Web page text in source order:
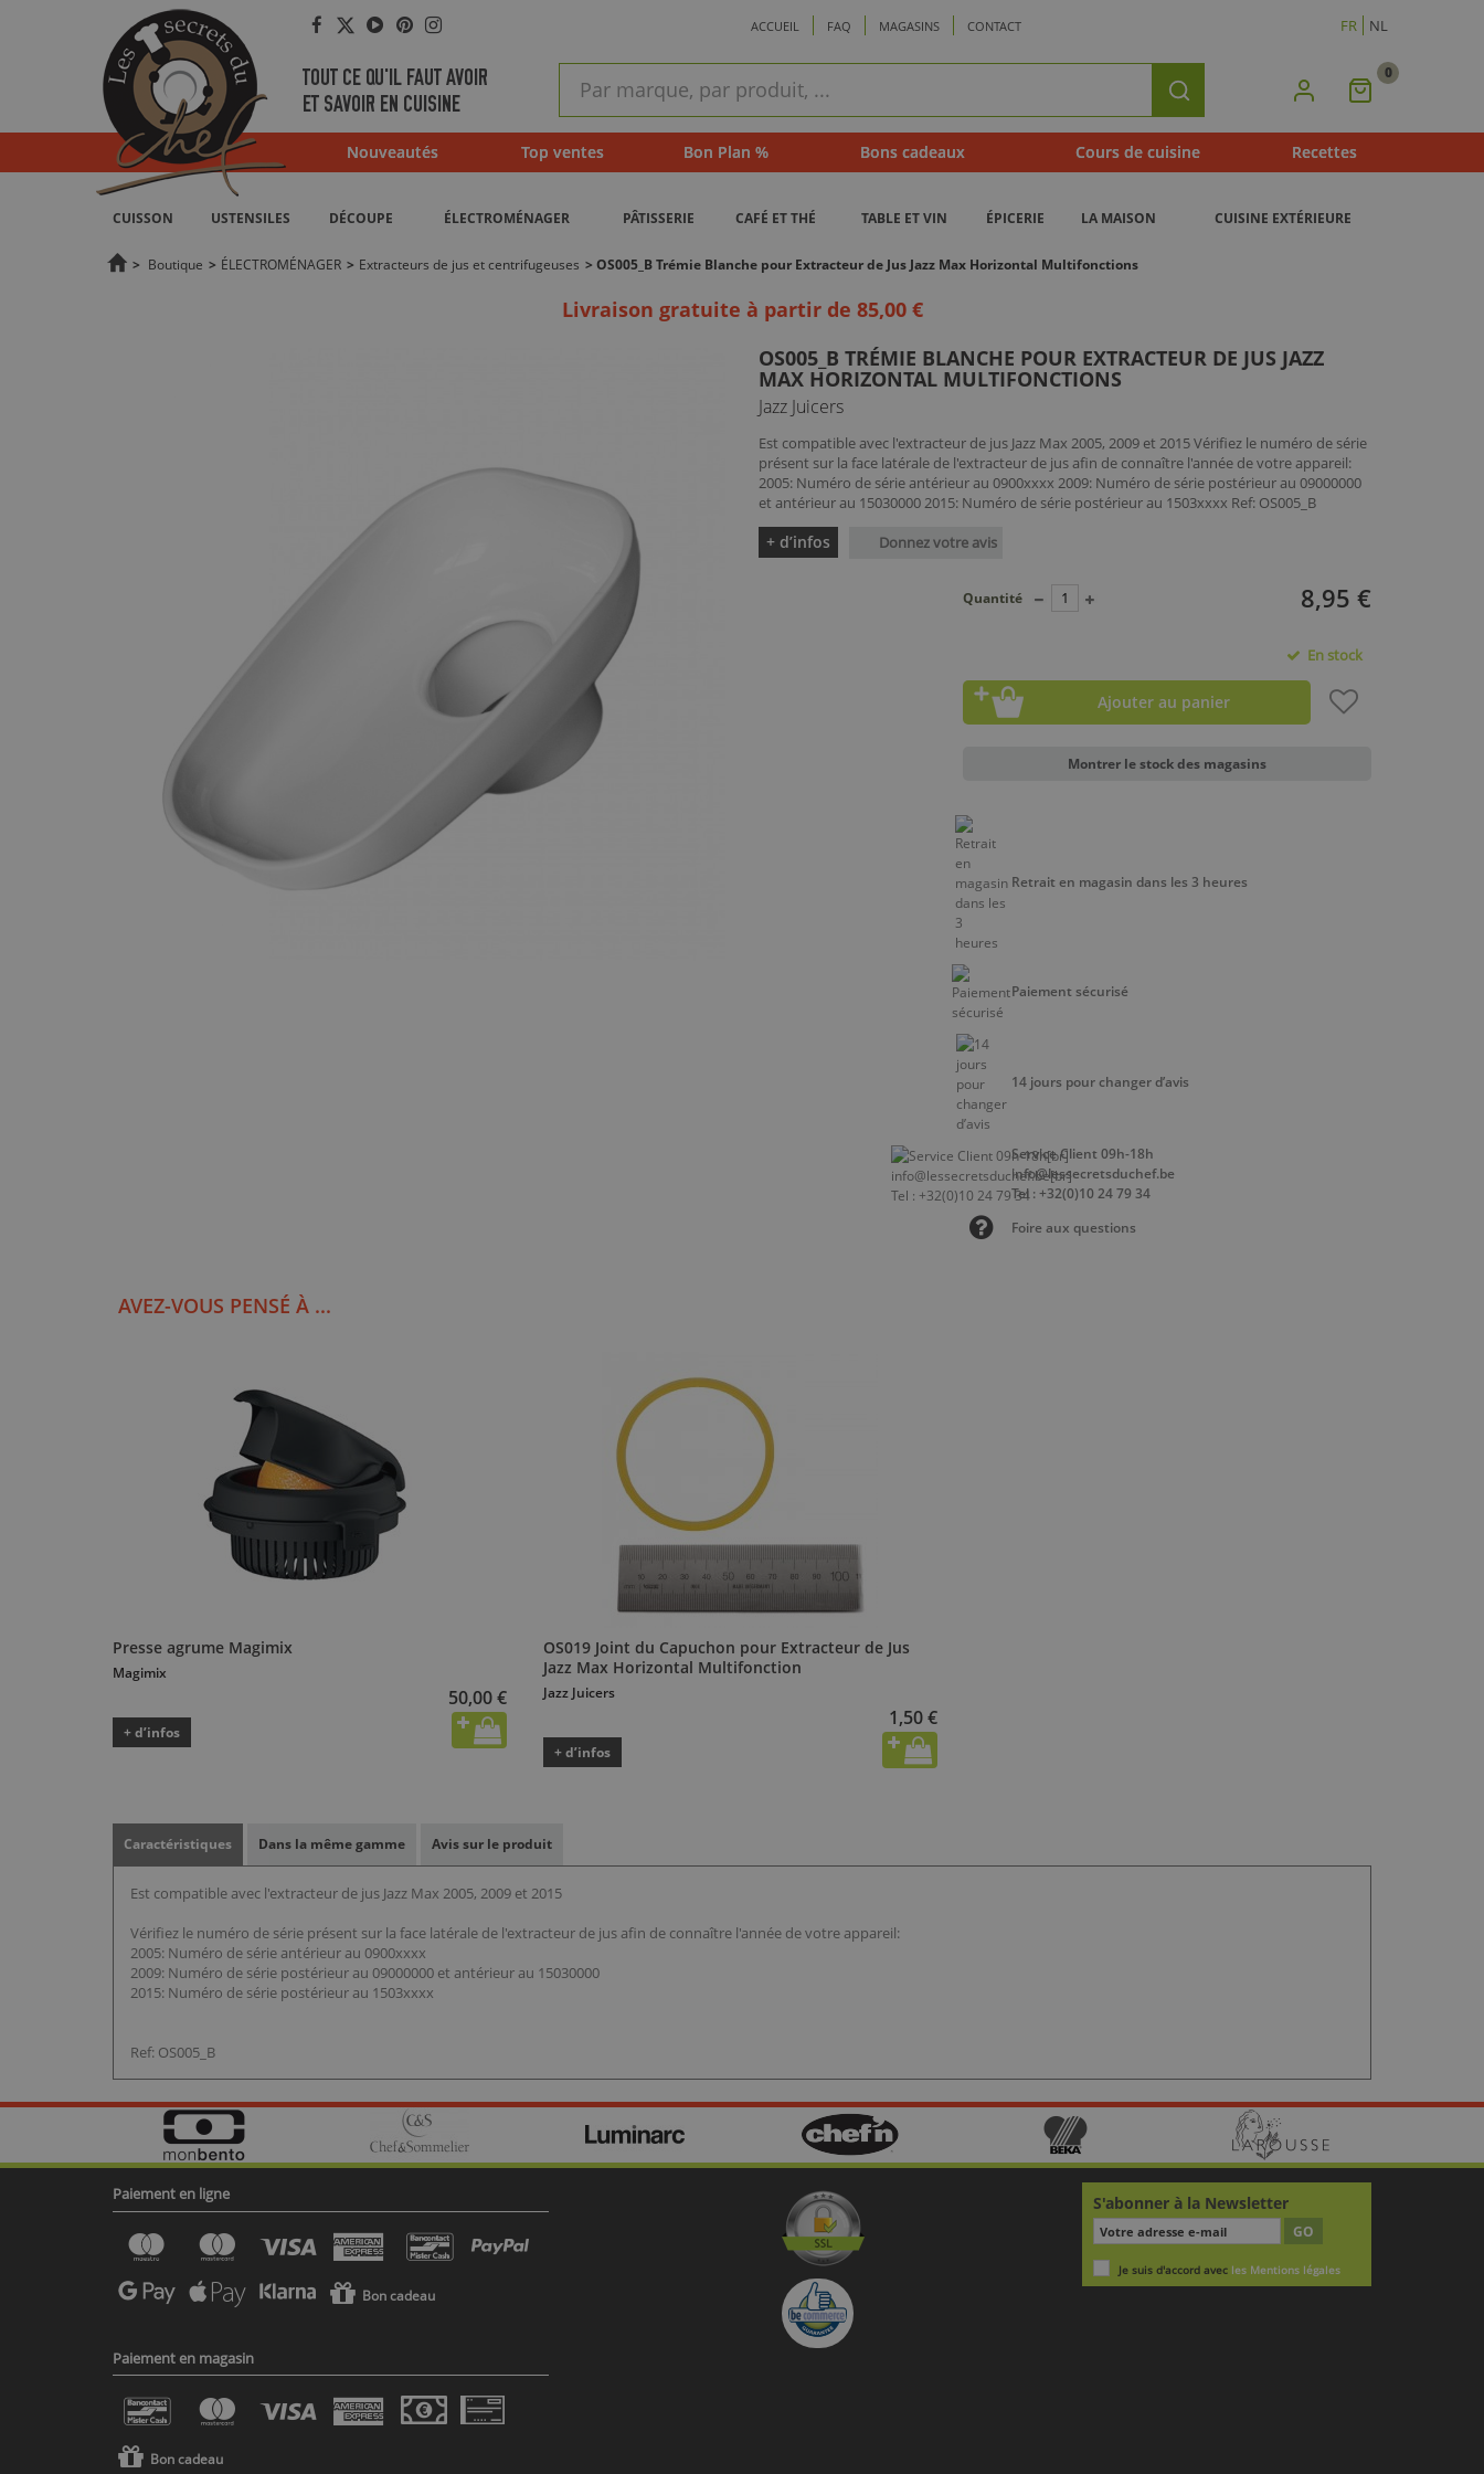
Facebook
Twitter
YouTube
Pinterest
Instagram ACCUEIL FAQ MAGASINS CONTACT FR NL
TOUT CE QU'IL FAUT AVOIR
ET SAVOIR EN CUISINE
rapide
Rechercher Mon
0
Nouveautés Top ventes Bon Plan % Bons cadeaux Cours de cuisine Recettes
CUISSON USTENSILES DÉCOUPE ÉLECTROMÉNAGER PÂTISSERIE CAFÉ ET THÉ TABLE ET VIN ÉPICERIE LA MAISON CUISINE EXTÉRIEURE
> Boutique > ÉLECTROMÉNAGER > Extracteurs de jus et centrifugeuses > OS005_B Trémie Blanche pour Extracteur de Jus Jazz Max Horizontal Multifonctions
Livraison gratuite à partir de 85,00 €
OS005_B TRÉMIE BLANCHE POUR EXTRACTEUR DE JUS JAZZ
MAX HORIZONTAL MULTIFONCTIONS
Jazz Juicers
Est compatible avec l'extracteur de jus Jazz Max 2005, 2009 et 2015 Vérifiez le numéro de série
présent sur la face latérale de l'extracteur de jus afin de connaître l'année de votre appareil:
2005: Numéro de série antérieur au 0900xxxx 2009: Numéro de série postérieur au 09000000
et antérieur au 15030000 2015: Numéro de série postérieur au 1503xxxx Ref: OS005_B
+ d’infos Donnez votre avis
8,95 €
Quantité
En stock
Ajouter au panier
Montrer le stock des magasins
Retrait en magasin dans les 3 heures
Paiement sécurisé
14 jours pour changer d’avis
Service Client 09h-18h
info@lessecretsduchef.be
Tel : +32(0)10 24 79 34
Foire aux questions
AVEZ-VOUS PENSÉ À ...
Presse agrume Magimix
Magimix
50,00 €
+ d’infos
OS019 Joint du Capuchon pour Extracteur de Jus
Jazz Max Horizontal Multifonction
Jazz Juicers
1,50 €
+ d’infos
Caractéristiques Dans la même gamme Avis sur le produit
Est compatible avec l'extracteur de jus Jazz Max 2005, 2009 et 2015
Vérifiez le numéro de série présent sur la face latérale de l'extracteur de jus afin de connaître l'année de votre appareil:
2005: Numéro de série antérieur au 0900xxxx
2009: Numéro de série postérieur au 09000000 et antérieur au 15030000
2015: Numéro de série postérieur au 1503xxxx
Ref: OS005_B
Paiement en ligne
Bon cadeau
Paiement en magasin
Bon cadeau
S'abonner à la Newsletter
GO
Je suis d'accord avec les Mentions légales